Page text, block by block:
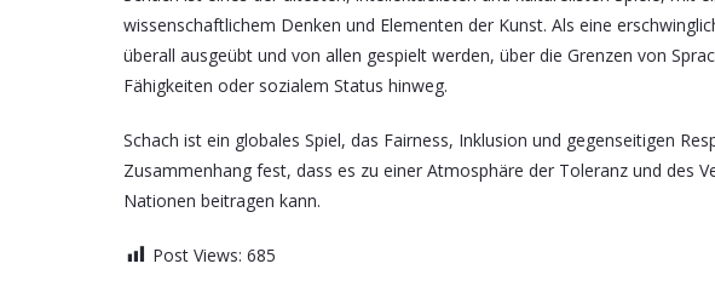
wissenschaftlichem Denken und Elementen der Kunst. Als eine
überall ausgeübt und von allen gespielt werden, über die Grenzen von
Fähigkeiten oder sozialem Status hinweg.
Schach ist ein globales Spiel, das Fairness, Inklusion und gegenseitigen
Zusammenhang fest, dass es zu einer Atmosphäre der Toleranz und des
Nationen beitragen kann.
Post Views: 685